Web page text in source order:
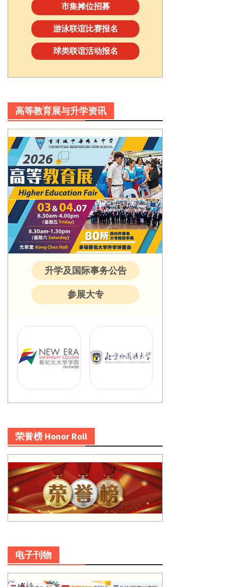
市集摊位招募
游泳联谊比赛报名
球类联谊活动报名
高等教育展与升学资讯
升学及国际事务公告
参展大专
荣誉榜 Honor Roll
电子刊物